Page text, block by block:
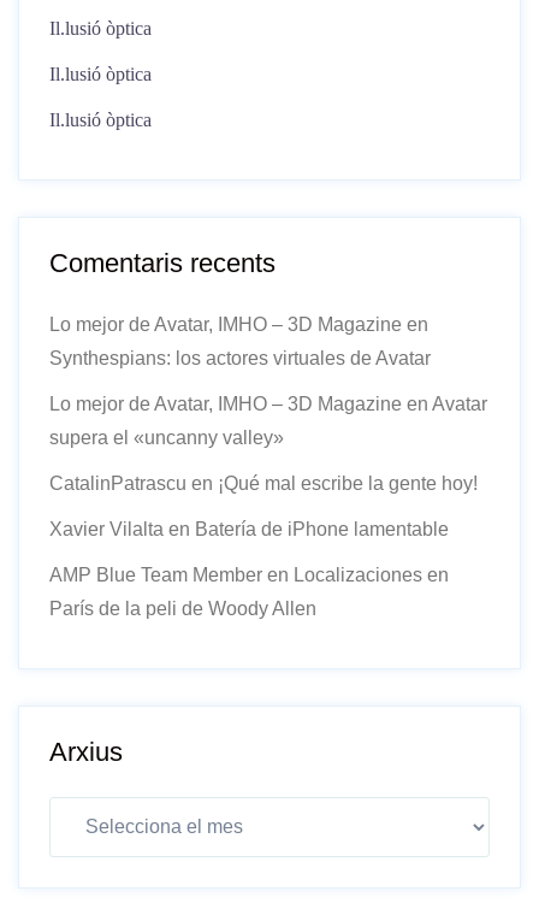
Il.lusió òptica
Il.lusió òptica
Il.lusió òptica
Comentaris recents
Lo mejor de Avatar, IMHO – 3D Magazine en
Synthespians: los actores virtuales de Avatar
Lo mejor de Avatar, IMHO – 3D Magazine en Avatar
supera el «uncanny valley»
CatalinPatrascu en ¡Qué mal escribe la gente hoy!
Xavier Vilalta en Batería de iPhone lamentable
AMP Blue Team Member en Localizaciones en
París de la peli de Woody Allen
Arxius